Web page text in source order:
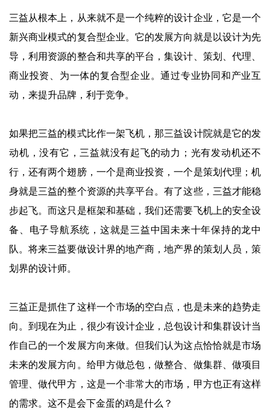
三益从根本上，从来就不是一个纯粹的设计企业，它是一个
新兴商业模式的复合型企业。它的发展方向就是以设计为先
导，利用资源的整合和共享的平台，集设计、策划、代理、
商业投资、为一体的复合型企业。通过专业协同和产业互
动，来提升品牌，利于竞争。
如果把三益的模式比作一架飞机，那三益设计院就是它的发
动机，没有它，三益就没有起飞的动力；光有发动机还不
行，还有两个翅膀，一个是商业投资，一个是策划代理；机
身就是三益的整个资源的共享平台。有了这些，三益才能稳
步起飞。而这只是框架和基础，我们还需要飞机上的安全设
备、电子导航系统，这就是三益中国未来十年保持的龙中
队。将来三益要做设计界的地产商，地产界的策划人员，策
划界的设计师。
三益正是抓住了这样一个市场的空白点，也是未来的趋势走
向。到现在为止，很少有设计企业，总包设计和集群设计当
作自己的一个发展方向来做。但我们认为这点恰恰就是市场
未来的发展方向。给甲方做总包，做整合、做集群、做项目
管理、做代甲方，这是一个非常大的市场，甲方也正有这样
的需求。这不是会下金蛋的鸡是什么？